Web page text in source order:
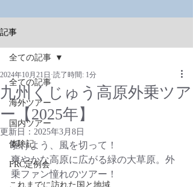
記事
全ての記事
海外ツアー
国内ツアー
体験記
FRC定例会
これまでに訪れた国と地域
全ての記事
九州くじゅう高原外乗ツア
ー【2025年】
2024年10月21日 読了時間: 1分
更新日： 2025年3月8日
駆けよう、風を切って！
爽やかな高原に広がる緑の大草原。外
乗ファン憧れのツアー！